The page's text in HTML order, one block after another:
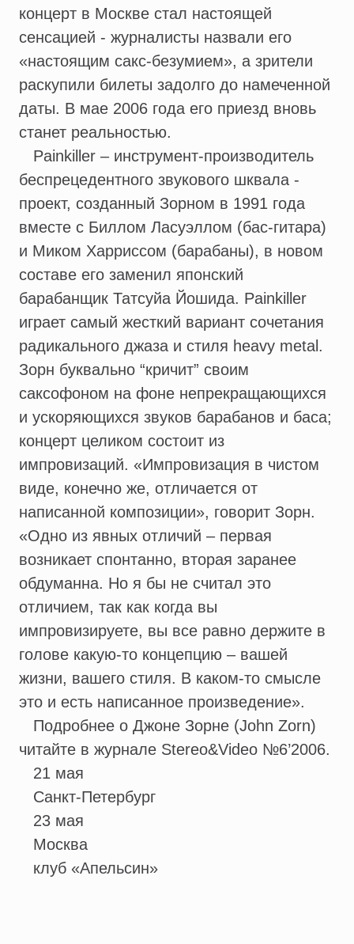
концерт в Москве стал настоящей
сенсацией - журналисты назвали его
«настоящим сакс-безумием», а зрители
раскупили билеты задолго до намеченной
даты. В мае 2006 года его приезд вновь
станет реальностью.
Painkiller – инструмент-производитель
беспрецедентного звукового шквала -
проект, созданный Зорном в 1991 года
вместе с Биллом Ласуэллом (бас-гитара)
и Миком Харриссом (барабаны), в новом
составе его заменил японский
барабанщик Татсуйа Йошида. Painkiller
играет самый жесткий вариант сочетания
радикального джаза и стиля heavy metal.
Зорн буквально “кричит” своим
саксофоном на фоне непрекращающихся
и ускоряющихся звуков барабанов и баса;
концерт целиком состоит из
импровизаций. «Импровизация в чистом
виде, конечно же, отличается от
написанной композиции», говорит Зорн.
«Одно из явных отличий – первая
возникает спонтанно, вторая заранее
обдуманна. Но я бы не считал это
отличием, так как когда вы
импровизируете, вы все равно держите в
голове какую-то концепцию – вашей
жизни, вашего стиля. В каком-то смысле
это и есть написанное произведение».
Подробнее о Джоне Зорне (John Zorn)
читайте в журнале Stereo&Video №6’2006.
21 мая
Санкт-Петербург
23 мая
Москва
клуб «Апельсин»